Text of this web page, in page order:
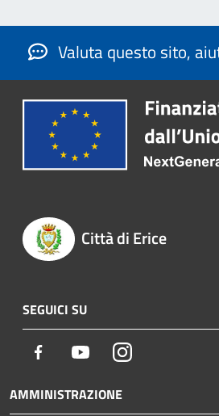
Valuta questo sito,
Città di Erice
SEGUICI SU
Facebook YoutubeInstagram
AMMINISTRAZIONE